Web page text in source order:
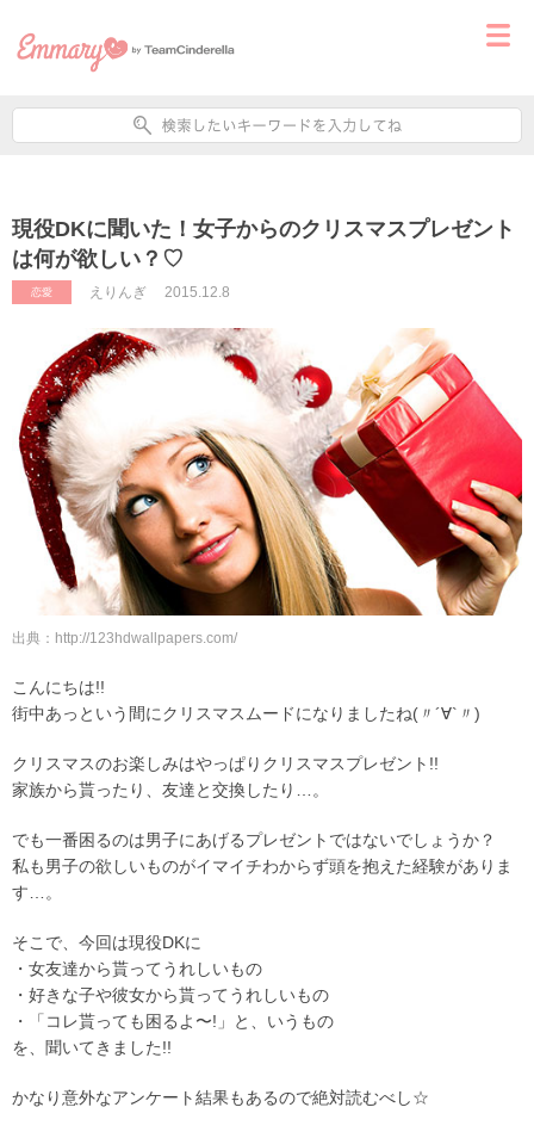
現役DKに聞いた！女子からのクリスマスプレゼント
は何が欲しい？♡
恋愛 えりんぎ 2015.12.8
出典：http://123hdwallpapers.com/
こんにちは!!
街中あっという間にクリスマスムードになりましたね(〃´∀`〃)
クリスマスのお楽しみはやっぱりクリスマスプレゼント!!
家族から貰ったり、友達と交換したり…。
でも一番困るのは男子にあげるプレゼントではないでしょうか？
私も男子の欲しいものがイマイチわからず頭を抱えた経験がありま
す…。
そこで、今回は現役DKに
・女友達から貰ってうれしいもの
・好きな子や彼女から貰ってうれしいもの
・「コレ貰っても困るよ〜!」と、いうもの
を、聞いてきました!!
かなり意外なアンケート結果もあるので絶対読むべし☆